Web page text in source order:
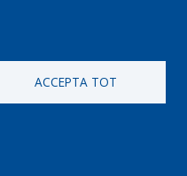
ACCEPTA TOT